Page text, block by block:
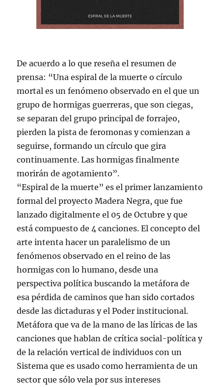
De acuerdo a lo que reseña el resumen de
prensa: “Una espiral de la muerte o círculo
mortal es un fenómeno observado en el que un
grupo de hormigas guerreras, que son ciegas,
se separan del grupo principal de forrajeo,
pierden la pista de feromonas y comienzan a
seguirse, formando un círculo que gira
continuamente. Las hormigas finalmente
morirán de agotamiento”.
“Espiral de la muerte” es el primer lanzamiento
formal del proyecto Madera Negra, que fue
lanzado digitalmente el 05 de Octubre y que
está compuesto de 4 canciones. El concepto del
arte intenta hacer un paralelismo de un
fenómenos observado en el reino de las
hormigas con lo humano, desde una
perspectiva política buscando la metáfora de
esa pérdida de caminos que han sido cortados
desde las dictaduras y el Poder institucional.
Metáfora que va de la mano de las líricas de las
canciones que hablan de crítica social-política y
de la relación vertical de individuos con un
Sistema que es usado como herramienta de un
sector que sólo vela por sus intereses